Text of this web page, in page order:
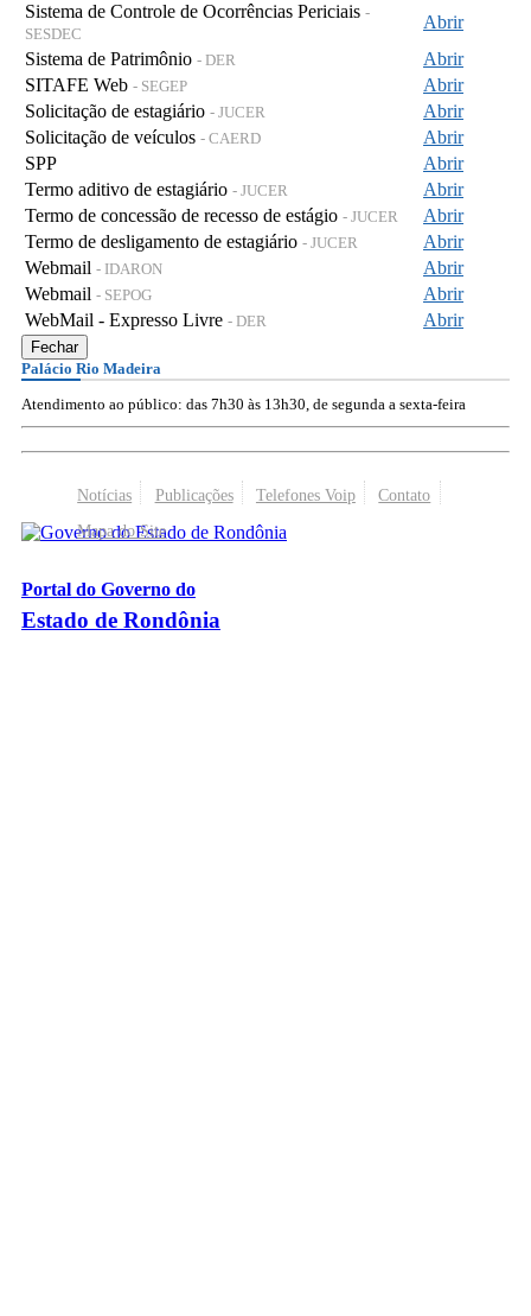
Sistema de Controle de Ocorrências Periciais -
SESDEC
Abrir
Sistema de Patrimônio - DER
Abrir
SITAFE Web - SEGEP
Abrir
Solicitação de estagiário - JUCER
Abrir
Solicitação de veículos - CAERD
Abrir
SPP
Abrir
Termo aditivo de estagiário - JUCER
Abrir
Termo de concessão de recesso de estágio - JUCER
Abrir
Termo de desligamento de estagiário - JUCER
Abrir
Webmail - IDARON
Abrir
Webmail - SEPOG
Abrir
WebMail - Expresso Livre - DER Abrir
Fechar
Palácio Rio Madeira
Atendimento ao público: das 7h30 às 13h30, de segunda a sexta-feira
Notícias Publicações Telefones Voip
Contato
Mapa do Site
Portal do Governo do
Estado de Rondônia